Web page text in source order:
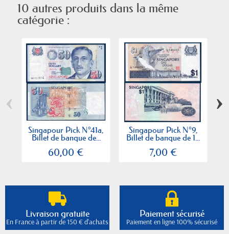
10 autres produits dans la même
catégorie :
Singapour Pick N°41a,
Billet de banque de...
60,00 €
Singapour Pick N°9,
Billet de banque de 1...
7,00 €
‹ ›
Livraison gratuite
En France à partir de 150 € d'achats
Paiement sécurisé
Paiement en ligne 100% sécurisé